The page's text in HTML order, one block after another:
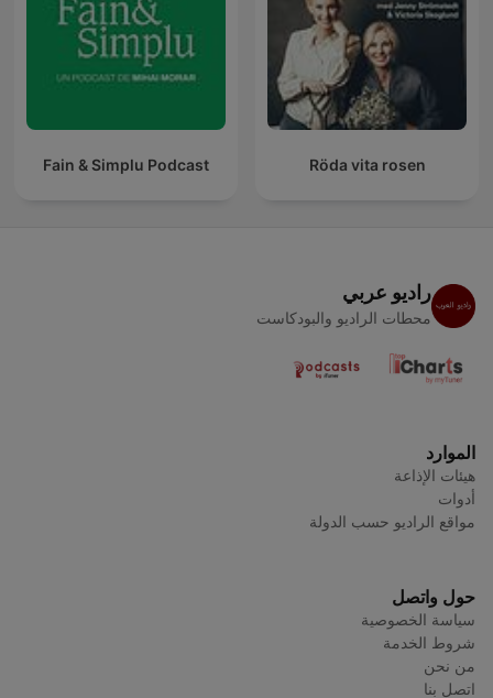
Röda vita rosen
Fain & Simplu Podcast
راديو عربي
محطات الراديو والبودكاست
الموارد
هيئات الإذاعة
أدوات
مواقع الراديو حسب الدولة
حول واتصل
سياسة الخصوصية
شروط الخدمة
من نحن
اتصل بنا